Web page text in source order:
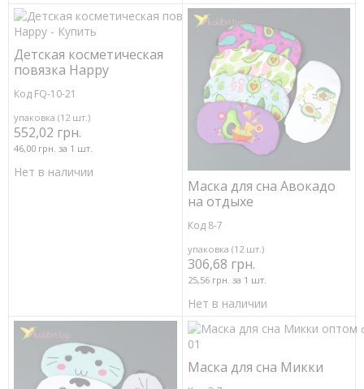
Детская косметическая
повязка Happy
Код FQ-10-21
упаковка (12 шт.)
552,02 грн.
46,00 грн. за 1 шт.
Нет в наличии
Маска для сна Авокадо
на отдыхе
Код 8-7
упаковка (12 шт.)
306,68 грн.
25,56 грн. за 1 шт.
Нет в наличии
Маска для сна Микки